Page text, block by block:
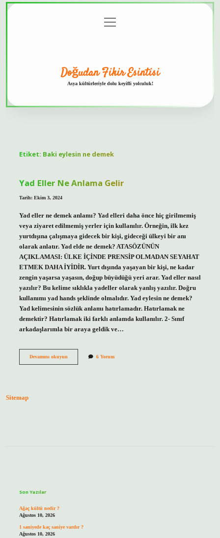
menüyü
aç
Doğudan Fikir Esintisi
Asya kültürleriyle dolu keyifli yolculuk!
Etiket: Baki eylesin ne demek
Yad Eller Ne Anlama Gelir
Tarih: Ekim 3, 2024
Yad eller ne demek anlamı? Yad elleri daha önce hiç girilmemiş
veya ziyaret edilmemiş yerler için kullanılır. Örneğin, ilk kez
yurtdışına çalışmaya gidecek bir kişi, gideceği ülkeyi bir anı
olarak anlatır. Yad elde ne demek? ATASÖZÜNÜN
AÇIKLAMASI: ÜLKE İÇİNDE PRENSİP OLMADAN SEYAHAT
ETMEK DAHA İYİDİR. Yurt dışında yaşayan bir kişi, ne kadar
zengin yaşarsa yaşasın, doğup büyüdüğü yeri arar. Yad eller nasıl
yazılır? Bu kelime sıklıkla yadeller olarak yanlış yazılır. Doğru
kullanımı yad hands şeklinde olmalıdır. Yad eylesin ne demek?
Yad kelimesinin sözlük anlamı hatırlamadır. Hatırlamak ne
demektir? Hatırlamak iki farklı anlamda kullanılır. 2- Sınıf
arkadaşlarımla bir araya geldik ve…
Devamını okuyunYad
6 Yorum
Sitemap
Son Yazılar
Ağaç kültü nedir ?
Ağustos 10, 2026
1 saniyede kaç saniye vardır ?
Ağustos 10, 2026